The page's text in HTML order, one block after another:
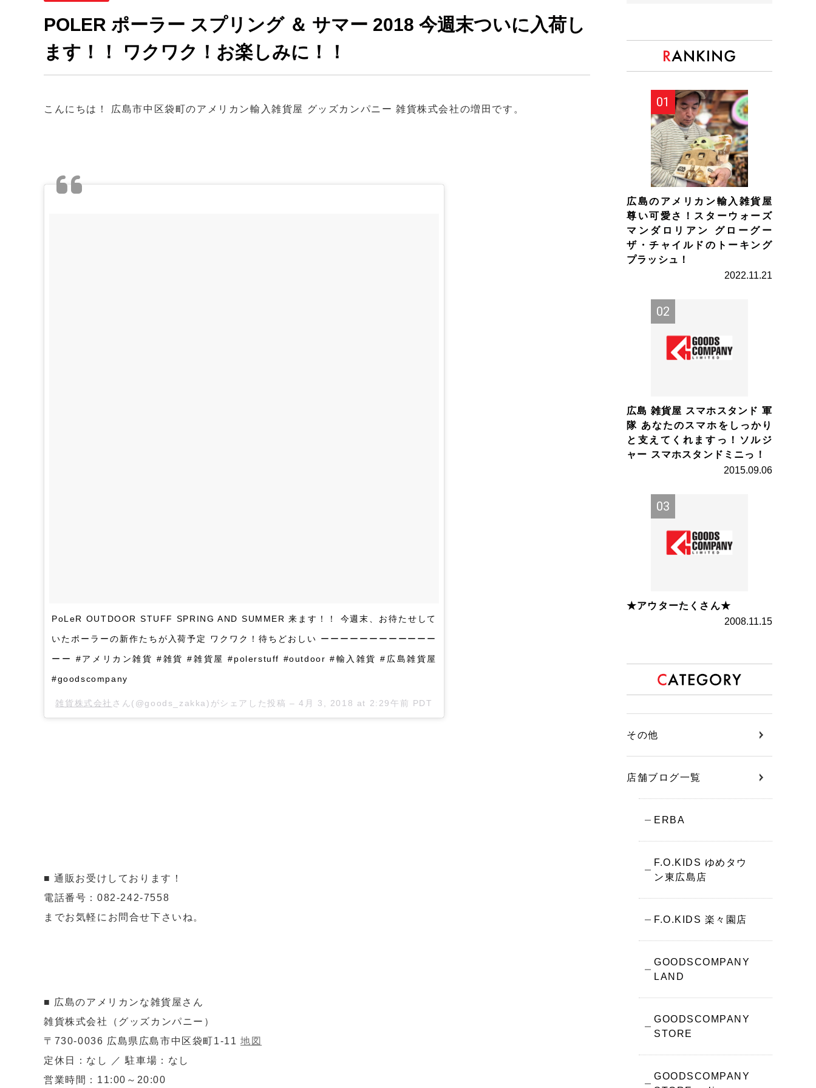
POLER ポーラー スプリング ＆ サマー 2018 今週末ついに入荷し
ます！！ ワクワク！お楽しみに！！
こんにちは！ 広島市中区袋町のアメリカン輸入雑貨屋 グッズカンパニー 雑貨株式会社の増田です。
PoLeR OUTDOOR STUFF SPRING AND SUMMER 来ます！！ 今週末、お待たせして
いたポーラーの新作たちが入荷予定 ワクワク！待ちどおしい ーーーーーーーーーーーー
ーー #アメリカン雑貨 #雑貨 #雑貨屋 #polerstuff #outdoor #輸入雑貨 #広島雑貨屋
#goodscompany
雑貨株式会社 さん(@goods_zakka)がシェアした投稿 –4月 3, 2018 at 2:29午前 PDT
■ 通販お受けしております！
電話番号：082-242-7558
までお気軽にお問合せ下さいね。
■ 広島のアメリカンな雑貨屋さん
雑貨株式会社（グッズカンパニー）
〒730-0036 広島県広島市中区袋町1-11 地図
定休日：なし ／ 駐車場：なし
営業時間：11:00～20:00
広島のアメリカン輸入雑貨屋
尊い可愛さ！スターウォーズ
マンダロリアン グローグー
ザ・チャイルドのトーキング
プラッシュ！
2022.11.21
広島 雑貨屋 スマホスタンド 軍
隊 あなたのスマホをしっかり
と支えてくれますっ！ソルジ
ャー スマホスタンドミニっ！
2015.09.06
★アウターたくさん★
2008.11.15
その他
店舗ブログ一覧
ERBA
F.O.KIDS ゆめタウ
ン東広島店
F.O.KIDS 楽々園店
GOODSCOMPANY
LAND
GOODSCOMPANY
STORE
GOODSCOMPANY